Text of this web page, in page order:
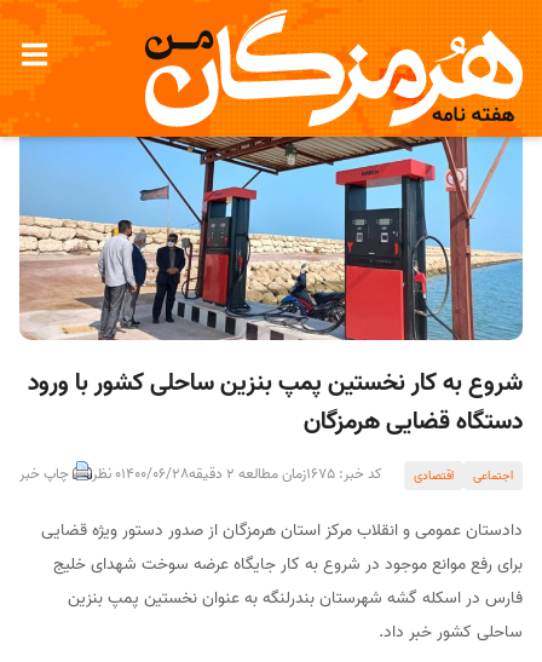
شروع به کار نخستین پمپ بنزین ساحلی کشور با ورود
دستگاه قضایی هرمزگان
اجتماعی اقتصادی کد خبر: 1675 زمان مطالعه 2 دقیقه 1400/06/280 نظر چاپ خبر
دادستان عمومی و انقلاب مرکز استان هرمزگان از صدور دستور ویژه قضایی
برای رفع موانع موجود در شروع به کار جایگاه عرضه سوخت شهدای خلیج
فارس در اسکله گشه شهرستان بندرلنگه به عنوان نخستین پمپ بنزین
ساحلی کشور خبر داد.